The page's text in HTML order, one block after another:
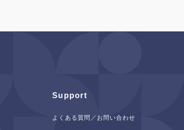
Support
よくある質問／お問い合わせ